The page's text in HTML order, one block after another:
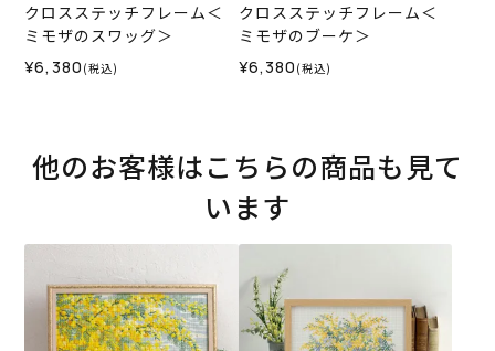
クロスステッチフレーム＜
ミモザのスワッグ＞
¥6,380 (税込)
クロスステッチフレーム＜
ミモザのブーケ＞
¥6,380 (税込)
他のお客様はこちらの商品も見て
います